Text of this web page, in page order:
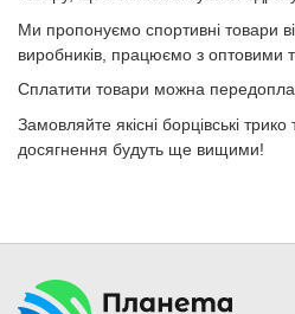
Ми пропонуємо спортивні товари
виробників, працюємо з оптовими
Сплатити товари можна
Замовляйте якісні борцівські
досягнення будуть ще вищими!